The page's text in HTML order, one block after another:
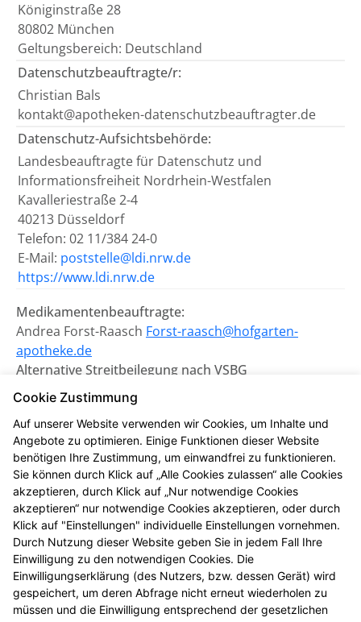
Königinstraße 28
80802 München
Geltungsbereich: Deutschland
Datenschutzbeauftragte/r:
Christian Bals
kontakt@apotheken-datenschutzbeauftragter.de
Datenschutz-Aufsichtsbehörde:
Landesbeauftragte für Datenschutz und
Informationsfreiheit Nordrhein-Westfalen
Kavalleriestraße 2-4
40213 Düsseldorf
Telefon: 02 11/384 24-0
E-Mail: poststelle@ldi.nrw.de
https://www.ldi.nrw.de
Medikamentenbeauftragte:
Andrea Forst-Raasch Forst-raasch@hofgarten-
apotheke.de
Alternative Streitbeilegung nach VSBG
Wir sind bemüht, eventuelle
Meinungsverschiedenheiten aus unserem Vertrag
einvernehmlich beizulegen. Uns erreichen Sie dazu
auch per E-Mail unterinfo@hofgarten-apotheke.de
Wir nehmen nicht an einem
Streitbeilegungsverfahren vor einer
Verbraucherschlichtungsstelle teil.
Zuständig ist die Universalschlichtungsstelle des
Zentrums für Schlichtung e.V., Straßburger Straße 8,
77694 Kehl am Rhein (https://www.verbraucher-
Cookie Zustimmung
Auf unserer Website verwenden wir Cookies, um Inhalte und
Angebote zu optimieren. Einige Funktionen dieser Website
benötigen Ihre Zustimmung, um einwandfrei zu funktionieren.
Sie können durch Klick auf „Alle Cookies zulassen“ alle Cookies
akzeptieren, durch Klick auf „Nur notwendige Cookies
akzeptieren“ nur notwendige Cookies akzeptieren, oder durch
Klick auf "Einstellungen" individuelle Einstellungen vornehmen.
Durch Nutzung dieser Website geben Sie in jedem Fall Ihre
Einwilligung zu den notwendigen Cookies. Die
Einwilligungserklärung (des Nutzers, bzw. dessen Gerät) wird
gespeichert, um deren Abfrage nicht erneut wiederholen zu
müssen und die Einwilligung entsprechend der gesetzlichen